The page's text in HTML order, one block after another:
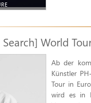
World
Ab der
Künstler
Tour in
wird es in